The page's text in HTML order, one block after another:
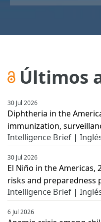
Últimos
30 Jul 2026
Diphtheria in the
immunization,
Intelligence Brief |
30 Jul 2026
El Niño in the Americas,
risks and preparedness
Intelligence Brief |
6 Jul 2026